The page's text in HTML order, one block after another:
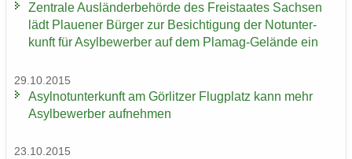
Zen­tra­le Aus­län­der­be­hör­de des Frei­staa­tes Sach­sen
lädt Plaue­ner Bür­ger zur Be­sich­ti­gung der Not­un­ter­
kunft für Asyl­be­wer­ber auf dem Plamag-​Gelände ein
29.10.2015
Asyl­not­un­ter­kunft am Gör­lit­zer Flug­platz kann mehr
Asyl­be­wer­ber auf­neh­men
23.10.2015